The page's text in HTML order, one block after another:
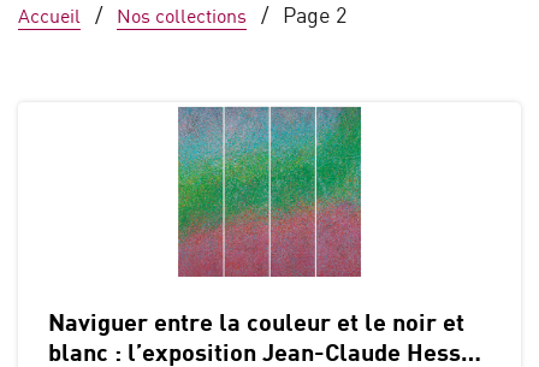
Bouche à oreilles
Accueil / Nos collections / Page 2
Naviguer entre la couleur et le noir et
blanc : l’exposition Jean-Claude Hess…